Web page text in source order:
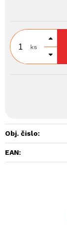
ks
Obj. čislo:
EAN: